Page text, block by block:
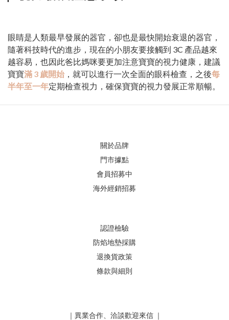
眼睛是人類最早發展的器官，卻也是最快開始衰退的器官，
隨著科技時代的進步，現在的小朋友要接觸到 3C 產品越來
越容易，也因此爸比媽咪要更加注意寶寶的視力健康，建議
寶寶滿 3 歲開始 ，就可以進行一次全面的眼科檢查，之後每
半年至一年定期檢查視力，確保寶寶的視力發展正常順暢。
關於品牌
門市據點
會員招募中
海外經銷招募
認證檢驗
防焰地墊採購
退換貨政策
條款與細則
｜異業合作、洽談歡迎來信 ｜